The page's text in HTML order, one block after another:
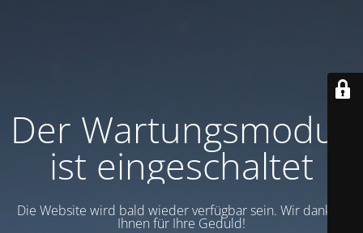
Der Wartungsmodus
ist eingeschaltet
Die Website wird bald wieder verfügbar sein. Wir danken
Ihnen für Ihre Geduld!